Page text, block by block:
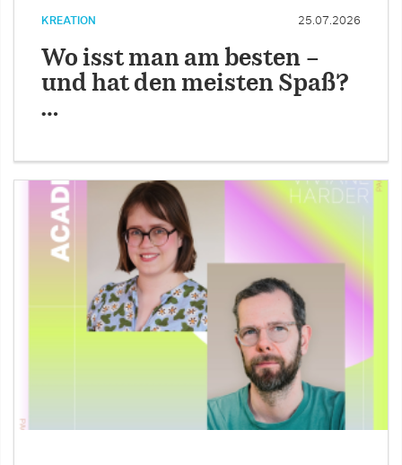
KREATION 25.07.2026
Wo isst man am besten –
und hat den meisten Spaß?
…